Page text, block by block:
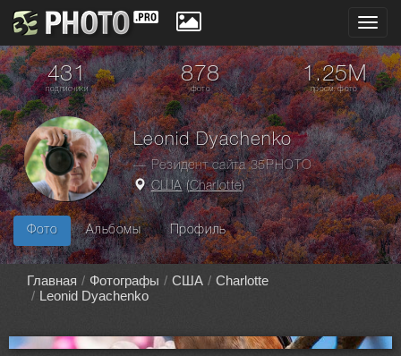
431
подписчики
878
фото
1.25M
просм. фото
Leonid Dyachenko
— Резидент сайта 35PHOTO
США(Charlotte)
Фото Альбомы Профиль
Главная Фотографы США
Charlotte
Leonid Dyachenko